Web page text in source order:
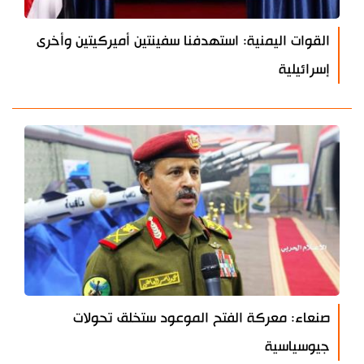
القوات اليمنية: استهدفنا سفينتين أميركيتين وأخرى
إسرائيلية
صنعاء: معركة الفتح الموعود ستخلق تحولات
جيوسياسية